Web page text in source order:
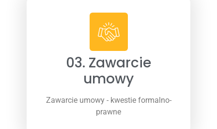
03. Zawarcie
umowy
Zawarcie umowy - kwestie formalno-
prawne